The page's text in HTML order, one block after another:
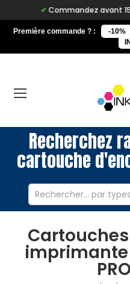
Commandez avant 15h,
Première commande ? : -10%
Recherchez
cartouche
imprimante